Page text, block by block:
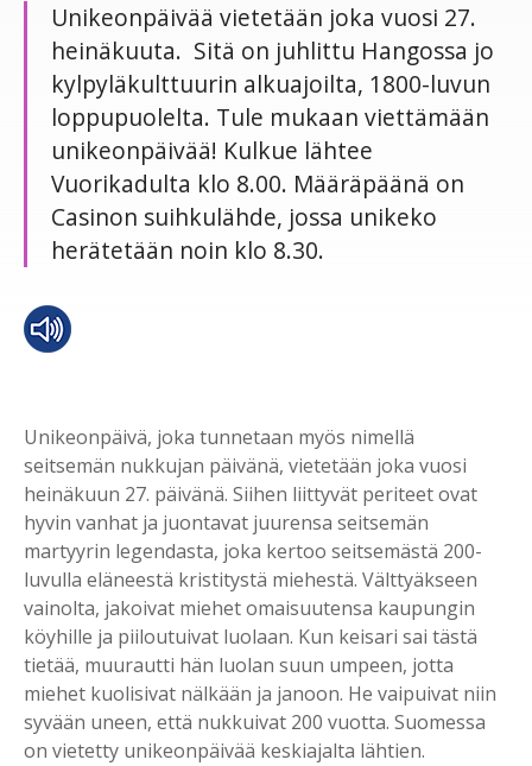
Unikeonpäivää vietetään joka vuosi 27.
heinäkuuta. Sitä on juhlittu Hangossa jo
kylpyläkulttuurin alkuajoilta, 1800-luvun
loppupuolelta. Tule mukaan viettämään
unikeonpäivää! Kulkue lähtee
Vuorikadulta klo 8.00. Määräpäänä on
Casinon suihkulähde, jossa unikeko
herätetään noin klo 8.30.
Unikeonpäivä, joka tunnetaan myös nimellä
seitsemän nukkujan päivänä, vietetään joka vuosi
heinäkuun 27. päivänä. Siihen liittyvät periteet ovat
hyvin vanhat ja juontavat juurensa seitsemän
martyyrin legendasta, joka kertoo seitsemästä 200-
luvulla eläneestä kristitystä miehestä. Välttyäkseen
vainolta, jakoivat miehet omaisuutensa kaupungin
köyhille ja piiloutuivat luolaan. Kun keisari sai tästä
tietää, muurautti hän luolan suun umpeen, jotta
miehet kuolisivat nälkään ja janoon. He vaipuivat niin
syvään uneen, että nukkuivat 200 vuotta. Suomessa
on vietetty unikeonpäivää keskiajalta lähtien.